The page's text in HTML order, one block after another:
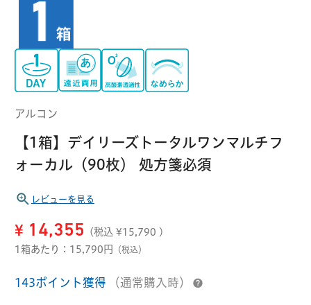
ソフト
定期便
ケア用品
ソフト・使い捨て用
ハード用
オプション品
アイレ
アイミー 東レ
Myクーポン
ご利用案内
当社について
アルコン
【1箱】デイリーズトータルワンマルチフ
ォーカル（90枚） 処方箋必須
レビューを見る
¥ 14,355 (税込 ¥15,790 )
1箱あたり：15,790円
（税込）
143ポイント獲得 （通常購入時）